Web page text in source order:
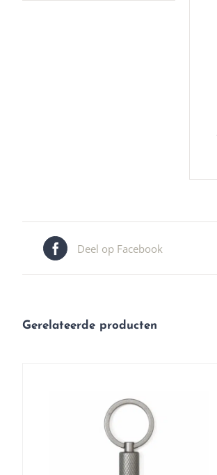
Deel op Facebook
Gerelateerde producten